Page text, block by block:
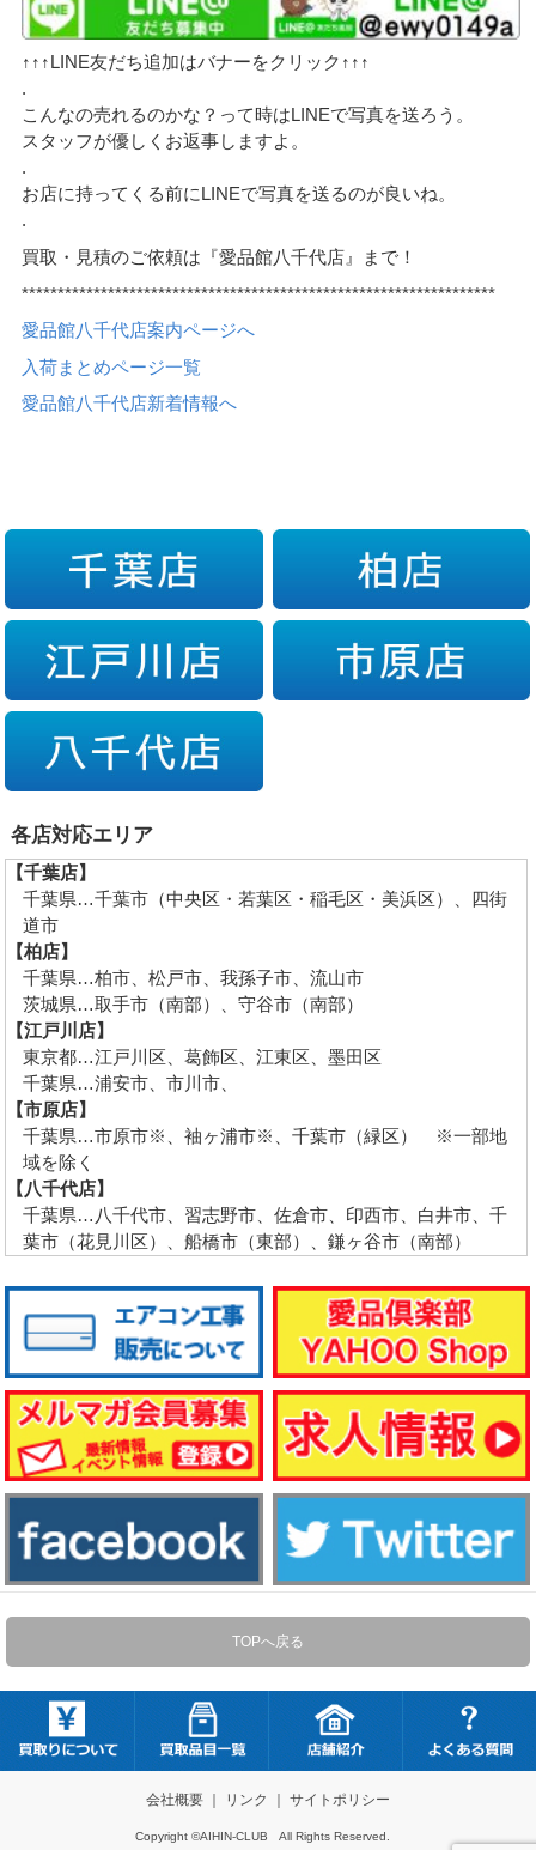
↑↑↑LINE友だち追加はバナーをクリック↑↑↑
.
こんなの売れるのかな？って時はLINEで写真を送ろう。
スタッフが優しくお返事しますよ。
.
お店に持ってくる前にLINEで写真を送るのが良いね。
.
買取・見積のご依頼は『愛品館八千代店』まで！
******************************************************************
愛品館八千代店案内ページへ
入荷まとめページ一覧
愛品館八千代店新着情報へ
各店対応エリア
【千葉店】
千葉県…千葉市（中央区・若葉区・稲毛区・美浜区）、四街
道市
【柏店】
千葉県…柏市、松戸市、我孫子市、流山市
茨城県…取手市（南部）、守谷市（南部）
【江戸川店】
東京都…江戸川区、葛飾区、江東区、墨田区
千葉県…浦安市、市川市、
【市原店】
千葉県…市原市※、袖ヶ浦市※、千葉市（緑区） ※一部地
域を除く
【八千代店】
千葉県…八千代市、習志野市、佐倉市、印西市、白井市、千
葉市（花見川区）、船橋市（東部）、鎌ヶ谷市（南部）
TOPへ戻る
会社概要｜ リンク サイトポリシー
Copyright ©AIHIN-CLUB All Rights Reserved.